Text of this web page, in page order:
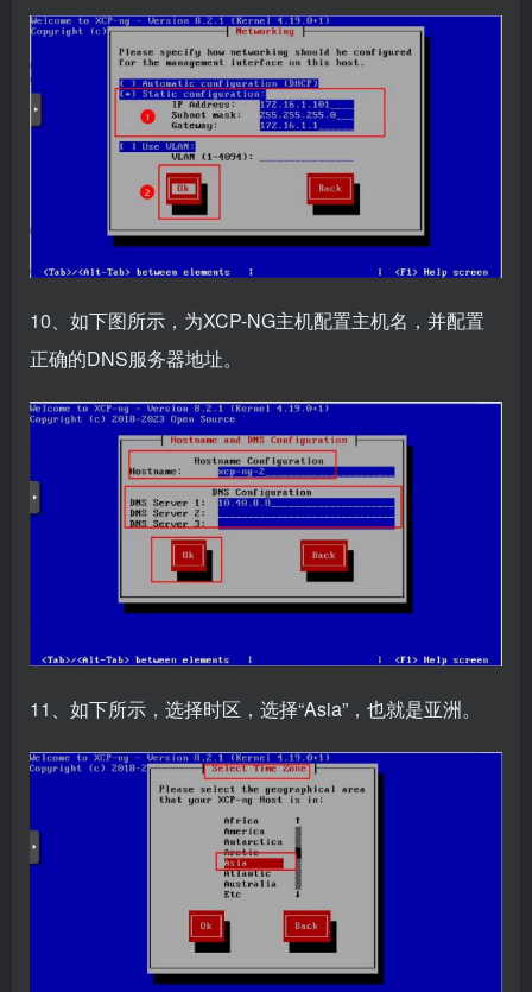
10、如下图所示，为XCP-NG主机配置主机名，并配置
正确的DNS服务器地址。
11、如下所示，选择时区，选择“Asia”，也就是亚洲。